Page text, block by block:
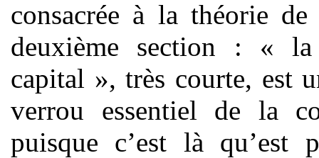
consacrée à la théorie
deuxième section : « la
capital », très courte, est
verrou essentiel de la
puisque c’est là